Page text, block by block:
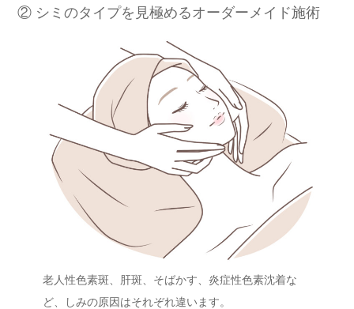
② シミのタイプを見極めるオーダーメイド施術
老人性色素斑、肝斑、そばかす、炎症性色素沈着な
ど、しみの原因はそれぞれ違います。